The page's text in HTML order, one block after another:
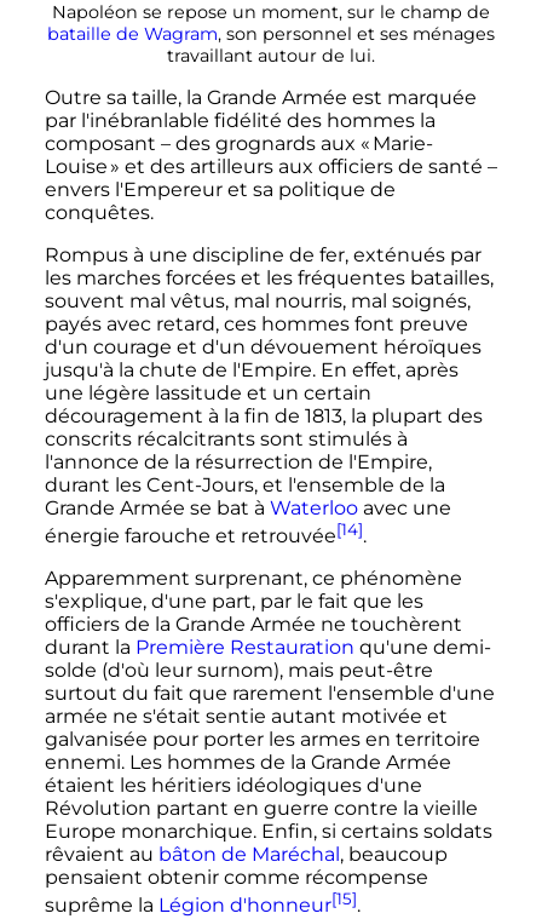
Napoléon se repose un moment, sur le champ de
bataille de Wagram, son personnel et ses ménages
travaillant autour de lui.
Outre sa taille, la Grande Armée est marquée
par l'inébranlable fidélité des hommes la
composant – des grognards aux « Marie-
Louise » et des artilleurs aux officiers de santé –
envers l'Empereur et sa politique de
conquêtes.
Rompus à une discipline de fer, exténués par
les marches forcées et les fréquentes batailles,
souvent mal vêtus, mal nourris, mal soignés,
payés avec retard, ces hommes font preuve
d'un courage et d'un dévouement héroïques
jusqu'à la chute de l'Empire. En effet, après
une légère lassitude et un certain
découragement à la fin de 1813, la plupart des
conscrits récalcitrants sont stimulés à
l'annonce de la résurrection de l'Empire,
durant les Cent-Jours, et l'ensemble de la
Grande Armée se bat à Waterlooavec une
énergie farouche et retrouvée[14].
Apparemment surprenant, ce phénomène
s'explique, d'une part, par le fait que les
officiers de la Grande Armée ne touchèrent
durant la Première Restauration qu'une demi-
solde (d'où leur surnom), mais peut-être
surtout du fait que rarement l'ensemble d'une
armée ne s'était sentie autant motivée et
galvanisée pour porter les armes en territoire
ennemi. Les hommes de la Grande Armée
étaient les héritiers idéologiques d'une
Révolution partant en guerre contre la vieille
Europe monarchique. Enfin, si certains soldats
rêvaient au bâton de Maréchal, beaucoup
pensaient obtenir comme récompense
suprême la Légion d'honneur[15].